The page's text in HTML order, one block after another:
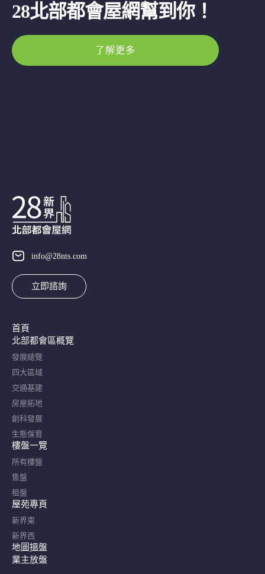
28北部都會屋網幫到你！
了解更多
info@28nts.com
立即諮詢
首頁
北部都會區概覽​
發展總覽
四大區域
交通基建
房屋拓地
創科發展
生態保育
樓盤一覽
所有樓盤
售盤
租盤
屋苑專頁
新界東
新界西
地圖搵盤
業主放盤